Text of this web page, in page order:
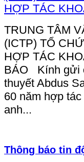
TRUNG TÂM
(ICTP) TỔ
HỢP TÁC
BÁO Kính gửi
thuyết Abdus
60 năm hợp
anh...
Thông báo tin